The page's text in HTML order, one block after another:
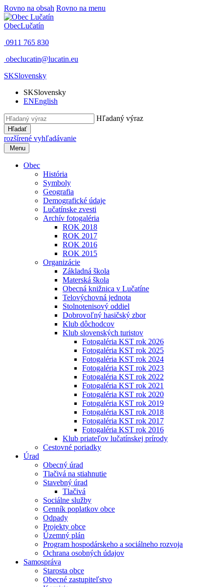
Rovno na obsah Rovno na menu
ObecLučatín
0911 765 830
obeclucatin@lucatin.eu
SKSlovensky
SKSlovensky
ENEnglish
Hľadaný výraz
Hľadať
rozšírené vyhľadávanie
Menu
Obec
História
Symboly
Geografia
Demografické údaje
Lučatínske zvesti
Archív fotogaléria
ROK 2018
ROK 2017
ROK 2016
ROK 2015
Organizácie
Základná škola
Materská škola
Obecná knižnica v Lučatíne
Telovýchovná jednota
Stolnotenisový oddiel
Dobrovoľný hasičský zbor
Klub dôchodcov
Klub slovenských turistov
Fotogaléria KST rok 2026
Fotogaléria KST rok 2025
Fotogaléria KST rok 2024
Fotogaléria KST rok 2023
Fotogaléria KST rok 2022
Fotogaléria KST rok 2021
Fotogaléria KST rok 2020
Fotogaléria KST rok 2019
Fotogaléria KST rok 2018
Fotogaléria KST rok 2017
Fotogaléria KST rok 2016
Klub priateľov lučatínskej prírody
Cestovné poriadky
Úrad
Obecný úrad
Tlačivá na stiahnutie
Stavebný úrad
Tlačivá
Sociálne služby
Cenník poplatkov obce
Odpady
Projekty obce
Územný plán
Program hospodárskeho a sociálneho rozvoja
Ochrana osobných údajov
Samospráva
Starosta obce
Obecné zastupiteľstvo